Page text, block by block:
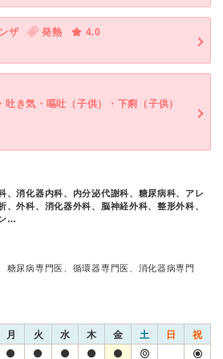
ザ 発熱
4.0
き気・嘔吐（子供）・下痢（子供）
、消化器内科、内分泌代謝科、糖尿病科、アレ
、外科、消化器外科、脳神経外科、整形外科、
…
糖尿病専門医、循環器専門医、消化器病専門
月 火 水 木 金 土 日 祝